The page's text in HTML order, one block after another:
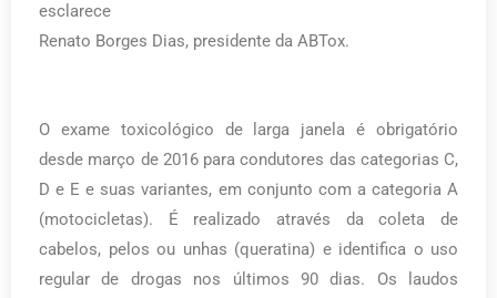
esclarece
Renato Borges Dias, presidente da ABTox.
O exame toxicológico de larga janela é obrigatório
desde março de 2016 para condutores das categorias C,
D e E e suas variantes, em conjunto com a categoria A
(motocicletas). É realizado através da coleta de
cabelos, pelos ou unhas (queratina) e identifica o uso
regular de drogas nos últimos 90 dias. Os laudos